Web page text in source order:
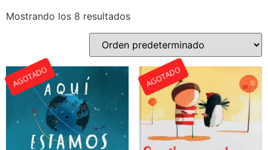
Mostrando los 8 resultados
AGOTADO AGOTADO